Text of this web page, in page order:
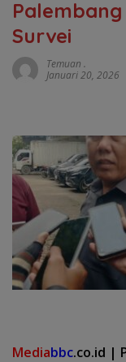
Survei
Temuan .
Januari 20, 2026
Mediabbc.co.id |